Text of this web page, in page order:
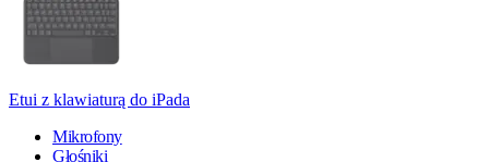
Etui z klawiaturą do iPada
Mikrofony
Głośniki